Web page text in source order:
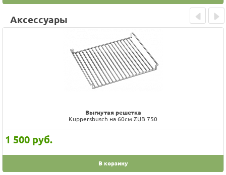
Аксессуары
Выгнутая решетка
Kuppersbusch на 60см ZUB 750
1 500 руб.
В корзину
Prev Next